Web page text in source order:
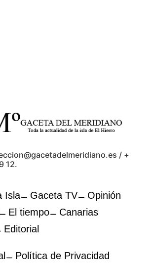
/ +
12.
Isla Gaceta TV
Opinión
El tiempo
Canarias
Editorial
Política de Privacidad